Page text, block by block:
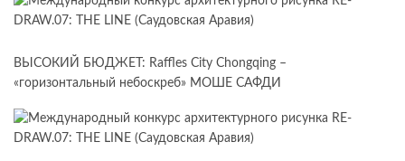
ВЫСОКИЙ БЮДЖЕТ: Raffles City Chongqing –
«горизонтальный небоскреб» МОШЕ САФДИ